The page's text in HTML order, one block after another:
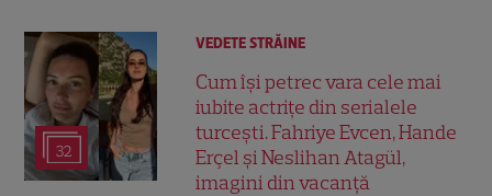
32
VEDETE STRĂINE
Cum își petrec vara cele mai
iubite actrițe din serialele
turcești. Fahriye Evcen, Hande
Erçel și Neslihan Atagül,
imagini din vacanță